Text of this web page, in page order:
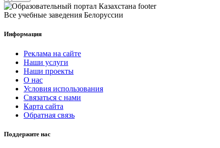
Все учебные заведения Белоруссии
Информация
Реклама на сайте
Наши услуги
Наши проекты
О нас
Условия использования
Связаться с нами
Карта сайта
Обратная связь
Поддержите нас